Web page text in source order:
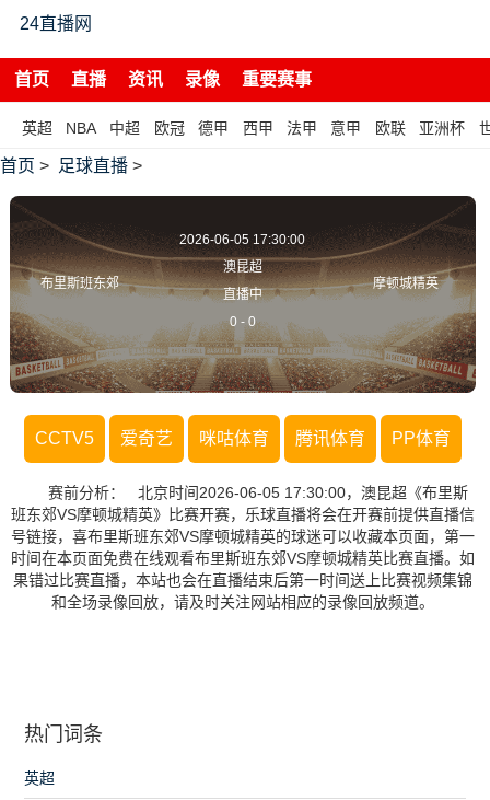
24直播网
首页 直播 资讯 录像 重要赛事
英超 NBA 中超 欧冠 德甲 西甲 法甲 意甲 欧联 亚洲杯
首页 > 足球直播 >
布里斯班东郊
2026-06-05 17:30:00
澳昆超
直播中
0 - 0
摩顿城精英
CCTV5 爱奇艺 咪咕体育 腾讯体育 PP体育
赛前分析： 北京时间2026-06-05 17:30:00，澳昆超《布里斯
班东郊VS摩顿城精英》比赛开赛，乐球直播将会在开赛前提供直播信
号链接，喜布里斯班东郊VS摩顿城精英的球迷可以收藏本页面，第一
时间在本页面免费在线观看布里斯班东郊VS摩顿城精英比赛直播。如
果错过比赛直播，本站也会在直播结束后第一时间送上比赛视频集锦
和全场录像回放，请及时关注网站相应的录像回放频道。
热门词条
英超